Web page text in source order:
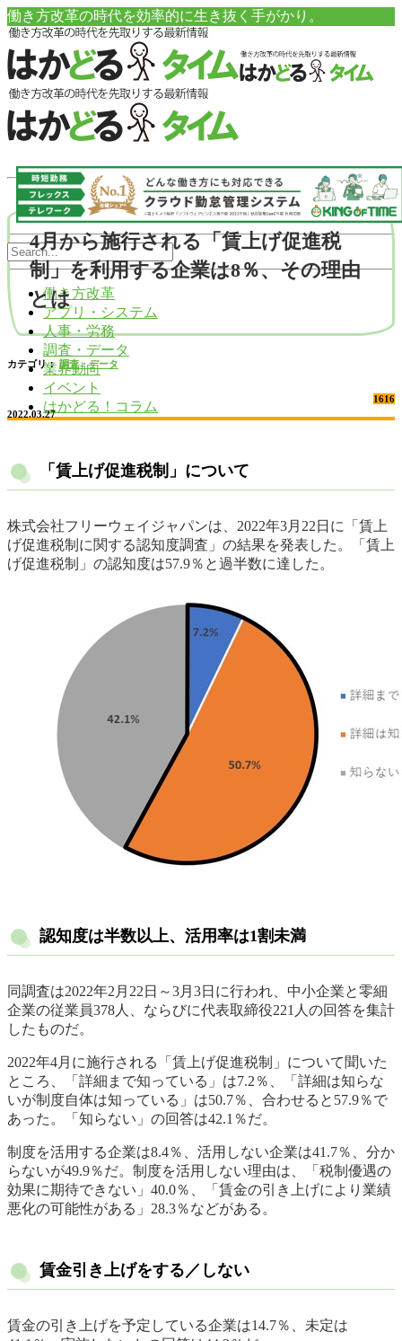
働き方改革の時代を効率的に生き抜く手がかり。
働き方改革
アプリ・システム
人事・労務
調査・データ
業界動向
イベント
はかどる！コラム
4月から施行される「賃上げ促進税
制」を利用する企業は8％、その理由
とは
カテゴリ： 調査・データ
1616
2022.03.27
「賃上げ促進税制」について
株式会社フリーウェイジャパンは、2022年3月22日に「賃上
げ促進税制に関する認知度調査」の結果を発表した。「賃上
げ促進税制」の認知度は57.9％と過半数に達した。
認知度は半数以上、活用率は1割未満
同調査は2022年2月22日～3月3日に行われ、中小企業と零細
企業の従業員378人、ならびに代表取締役221人の回答を集計
したものだ。
2022年4月に施行される「賃上げ促進税制」について聞いた
ところ、「詳細まで知っている」は7.2％、「詳細は知らな
いが制度自体は知っている」は50.7％、合わせると57.9％で
あった。「知らない」の回答は42.1％だ。
制度を活用する企業は8.4％、活用しない企業は41.7％、分か
らないが49.9％だ。制度を活用しない理由は、「税制優遇の
効果に期待できない」40.0％、「賃金の引き上げにより業績
悪化の可能性がある」28.3％などがある。
賃金引き上げをする／しない
賃金の引き上げを予定している企業は14.7％、未定は